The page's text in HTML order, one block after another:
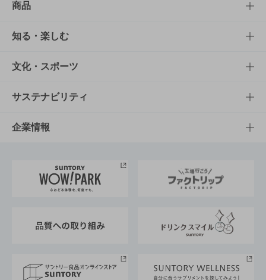
商品
商品TOP
商品一覧
商品発売情報
栄養成分一覧
知る・楽しむ
知る・楽しむTOP
キャンペーン
工場見学
地域情報
文化・スポーツ
文化・スポーツTOP
サントリーホール
サントリーサンバーズ大阪
サステナビリティ
サステナビリティTOP
サントリーが考えるサステナビリティ経営
企業情報
企業概要
採用情報